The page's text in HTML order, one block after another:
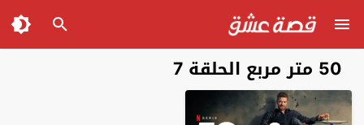
50 متر مربع الحلقة 7